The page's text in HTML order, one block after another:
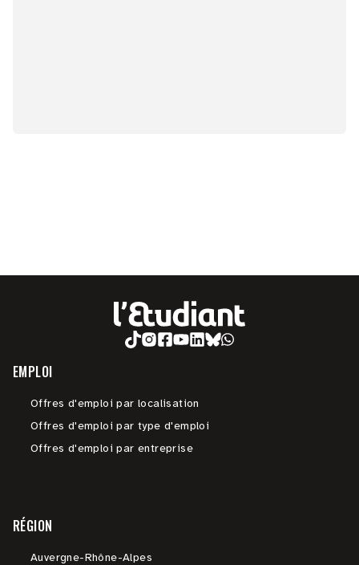
EMPLOI
Offres d'emploi par localisation
Offres d'emploi par type d'emploi
Offres d'emploi par entreprise
RÉGION
Auvergne-Rhône-Alpes